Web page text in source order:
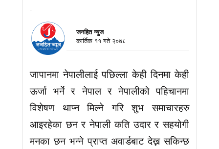
-
जनहित न्युज
कार्तिक ११ गते २०७८
जापानमा नेपालीलाई पछिल्ला केही दिनमा केही
ऊर्जा भर्ने र नेपाल र नेपालीको पहिचानमा
विशेषण थाप्न मिल्ने गरि शुभ समाचारहरु
आइरहेका छन र नेपाली कति उदार र सहयोगी
मनका छन भन्ने प्राप्त अवार्डबाट देख्न सकिन्छ